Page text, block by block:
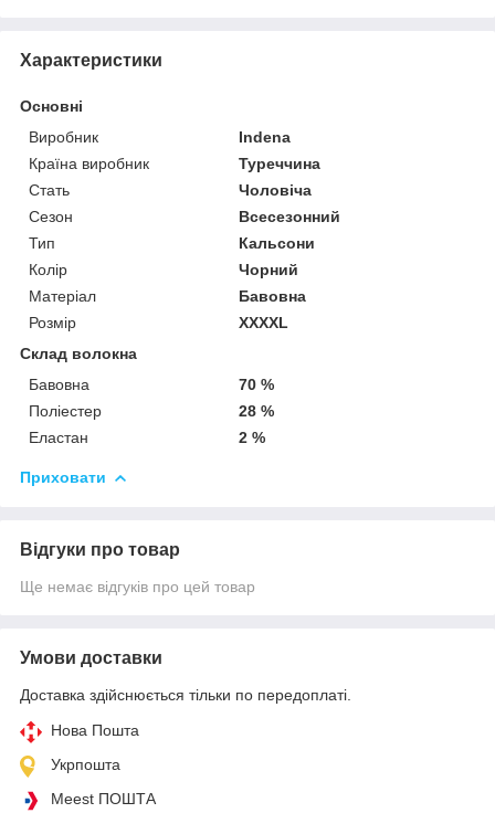
Характеристики
Основні
Виробник
Indena
Країна виробник
Туреччина
Стать
Чоловіча
Сезон
Всесезонний
Тип
Кальсони
Колір
Чорний
Матеріал
Бавовна
Розмір
ХХХХL
Склад волокна
Бавовна
70 %
Поліестер
28 %
Еластан
2 %
Приховати
Відгуки про товар
Ще немає відгуків про цей товар
Умови доставки
Доставка здійснюється тільки по передоплаті.
Нова Пошта
Укрпошта
Meest ПОШТА